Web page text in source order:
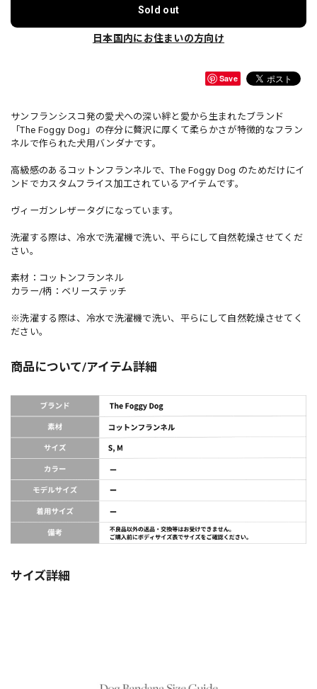
Sold out
日本国内にお住まいの方向け
Save
サンフランシスコ発の愛犬への深い絆と愛から生まれたブランド
「The Foggy Dog」の存分に贅沢に厚くて柔らかさが特徴的なフラン
ネルで作られた犬用バンダナです。
高級感のあるコットンフランネルで、The Foggy Dog のためだけにイ
ンドでカスタムフライス加工されているアイテムです。
ヴィーガンレザータグになっています。
洗濯する際は、冷水で洗濯機で洗い、平らにして自然乾燥させてくだ
さい。
素材：コットンフランネル
カラー/柄：ベリーステッチ
※洗濯する際は、冷水で洗濯機で洗い、平らにして自然乾燥させてく
ださい。
商品について/アイテム詳細
サイズ詳細